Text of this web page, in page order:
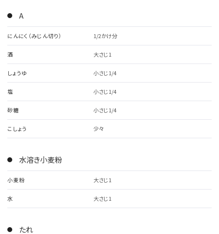
A
にんにく（みじん切り） 1/2かけ分
酒 大さじ1
しょうゆ 小さじ1/4
塩 小さじ1/4
砂糖 小さじ1/4
こしょう 少々
水溶き小麦粉
小麦粉 大さじ1
水 大さじ1
たれ